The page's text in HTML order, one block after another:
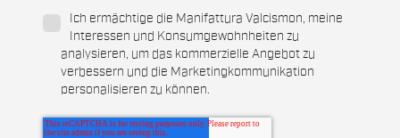
Ich ermächtige die Manifattura Valcismon, meine
Interessen und Konsumgewohnheiten zu
analysieren, um das kommerzielle Angebot zu
verbessern und die Marketingkommunikation
personalisieren zu können.